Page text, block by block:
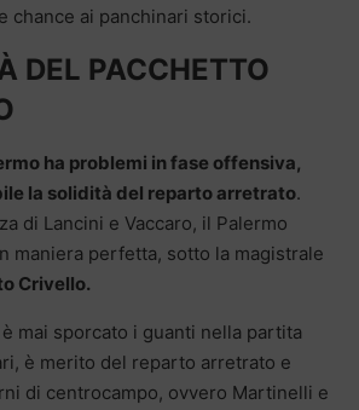
chance ai panchinari storici.
DEL PACCHETTO
ha problemi in fase offensiva,
la solidità del reparto arretrato.
di Lancini e Vaccaro, il Palermo
maniera perfetta, sotto la magistrale
Crivello.
mai sporcato i guanti nella partita
è merito del reparto arretrato e
di centrocampo, ovvero Martinelli e